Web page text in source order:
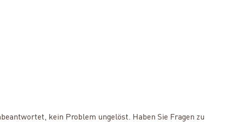
kein Problem ungelöst. Haben Sie Fragen zu